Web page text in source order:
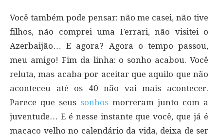
Você também pode pensar: não me casei, não tive
filhos, não comprei uma Ferrari, não visitei o
Azerbaijão… E agora? Agora o tempo passou,
meu amigo! Fim da linha: o sonho acabou. Você
reluta, mas acaba por aceitar que aquilo que não
aconteceu até os 40 não vai mais acontecer.
Parece que seus sonhos morreram junto com a
juventude… E é nesse instante que você, que já é
macaco velho no calendário da vida, deixa de ser